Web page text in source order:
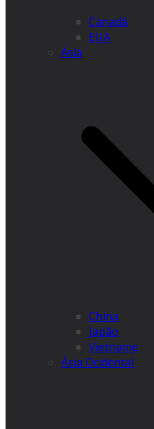
Canadá
EUA
Ásia
China
Japão
Vietname
Ásia Ocidental